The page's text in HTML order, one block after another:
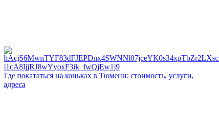
Где покататься на коньках в Тюмени: стоимость, услуги,
адреса